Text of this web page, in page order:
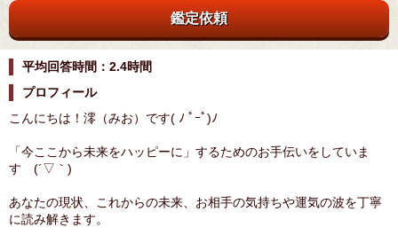
鑑定依頼
平均回答時間：2.4時間
プロフィール
こんにちは！澪（みお）です( ﾉ ﾟｰﾟ)ﾉ
「今ここから未来をハッピーに」するためのお手伝いをしていま
す (´▽｀)
あなたの現状、これからの未来、お相手の気持ちや運気の波を丁寧
に読み解きます。